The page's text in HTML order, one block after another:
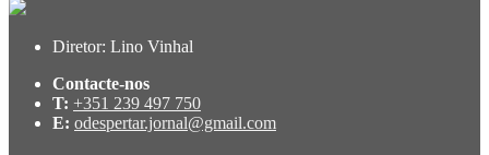
Diretor: Lino Vinhal
Contacte-nos
T: +351 239 497 750
E: odespertar.jornal@gmail.com